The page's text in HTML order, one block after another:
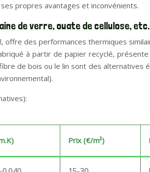
propres avantages et inconvénients.
de verre, ouate de cellulose, etc.
offre des performances thermiques
à partir de papier recyclé,
de bois ou le lin sont des
Prix (€/m²)